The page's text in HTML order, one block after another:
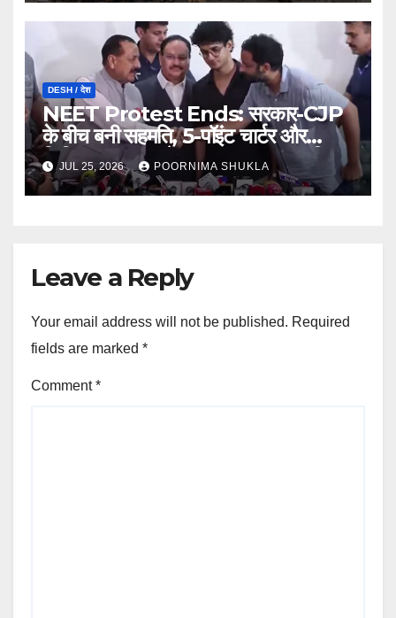
DESH / देश
NEET Protest Ends: सरकार-CJP
के बीच बनी सहमति, 5-पॉइंट चार्टर और
लिखित आश्वासन के बाद खत्म हुआ 37 दिन
का आंदोलन…
JUL 25, 2026 POORNIMA SHUKLA
Leave a Reply
Your email address will not be published. Required
fields are marked *
Comment*